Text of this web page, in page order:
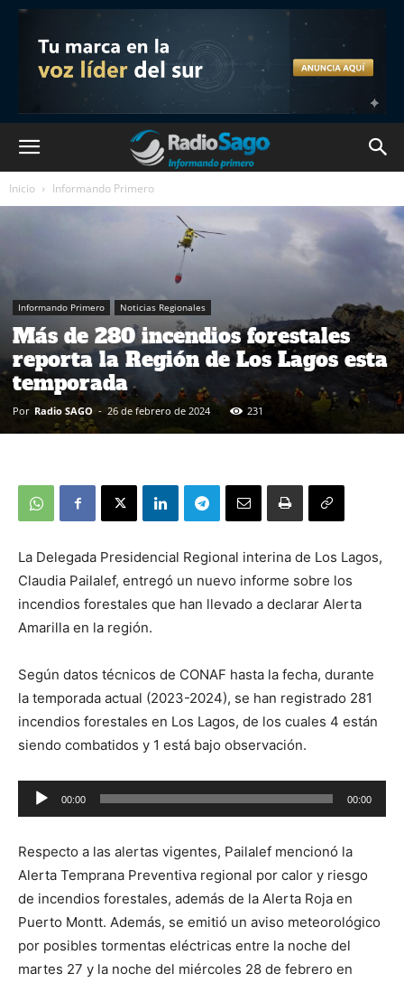
Inicio Informando Primero
Informando Primero Noticias Regionales
Más de 280 incendios forestales
reporta la Región de Los Lagos esta
temporada
Por Radio SAGO - 26 de febrero de 2024 231
La Delegada Presidencial Regional interina de Los Lagos,
Claudia Pailalef, entregó un nuevo informe sobre los
incendios forestales que han llevado a declarar Alerta
Amarilla en la región.
Según datos técnicos de CONAF hasta la fecha, durante
la temporada actual (2023-2024), se han registrado 281
incendios forestales en Los Lagos, de los cuales 4 están
siendo combatidos y 1 está bajo observación.
Reproductor
de
00:00 00:00
Respecto a las alertas vigentes, Pailalef mencionó la
Alerta Temprana Preventiva regional por calor y riesgo
de incendios forestales, además de la Alerta Roja en
Puerto Montt. Además, se emitió un aviso meteorológico
por posibles tormentas eléctricas entre la noche del
martes 27 y la noche del miércoles 28 de febrero en